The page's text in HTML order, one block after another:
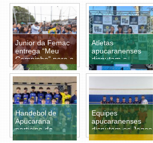
Junior da Femac
entrega “Meu
Campinho” para a
região do Catuaí e
Parigot de Souza
Atletas
apucaranenses
disputam o
Estadual de
Atletismo Sub-18
Handebol de
Apucarana
participa do
Paranaense Sub-
Equipes
apucaranenses
disputam os Jogos
Abertos de Cambé